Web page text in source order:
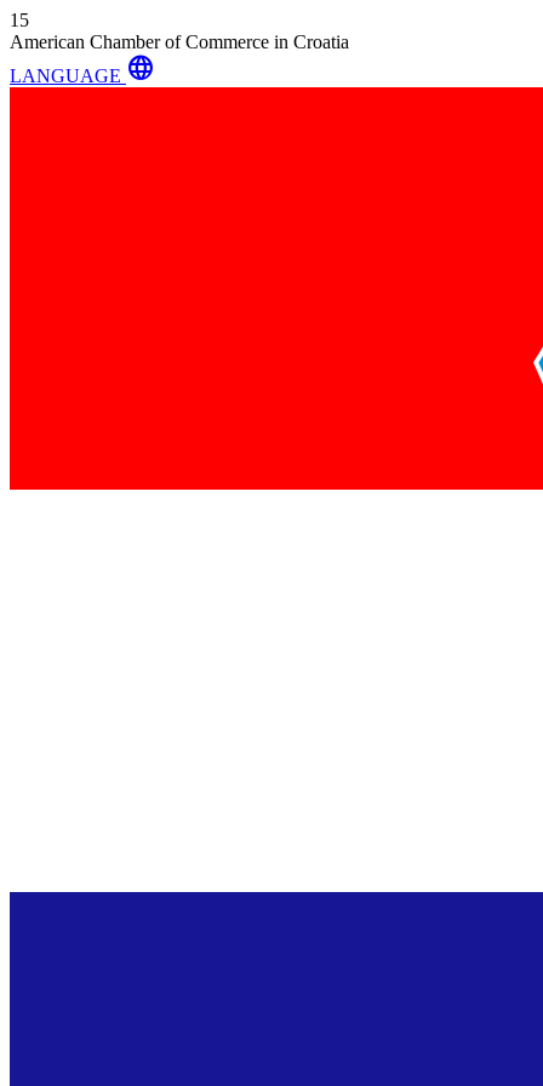
15
American Chamber of Commerce in Croatia
LANGUAGE language